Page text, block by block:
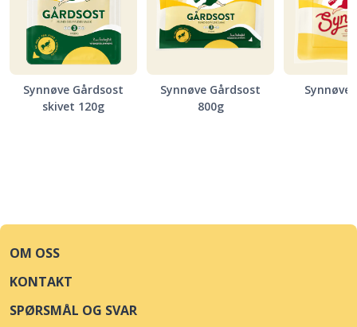
Synnøve Gårdsost
skivet 120g
Synnøve Gårdsost
800g
Synnøve
OM OSS
KONTAKT
SPØRSMÅL OG SVAR